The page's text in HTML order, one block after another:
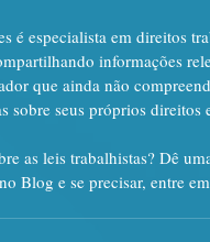
é especialista em direitos
informações
que ainda não
sobre seus próprios direitos
as leis trabalhistas? Dê
Blog e se precisar, entre